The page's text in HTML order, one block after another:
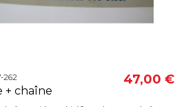
262
+ chaîne
47,00 €